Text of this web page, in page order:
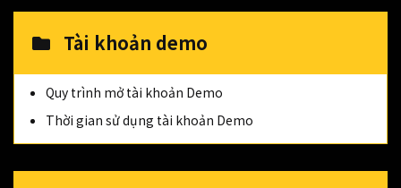
Tài khoản demo
Quy trình mở tài khoản Demo
Thời gian sử dụng tài khoản Demo